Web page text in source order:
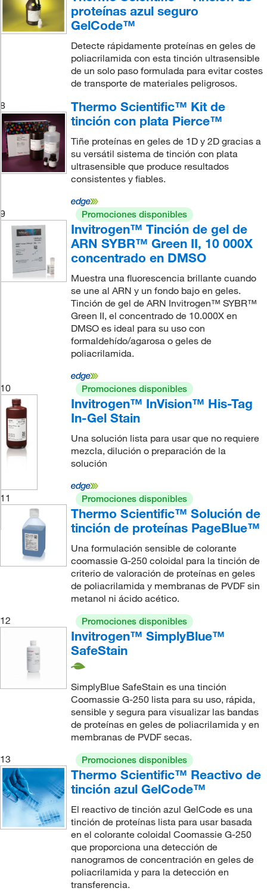
proteínas azul seguro
GelCode™
Detecte rápidamente proteínas en geles de
poliacrilamida con esta tinción ultrasensible
de un solo paso formulada para evitar costes
de transporte de materiales peligrosos.
8
Thermo Scientific™ Kit de
tinción con plata Pierce™
Tiñe proteínas en geles de 1D y 2D gracias a
su versátil sistema de tinción con plata
ultrasensible que produce resultados
consistentes y fiables.
9 Promociones disponibles
Invitrogen™ Tinción de gel de
ARN SYBR™ Green II, 10 000X
concentrado en DMSO
Muestra una fluorescencia brillante cuando
se une al ARN y un fondo bajo en geles.
Tinción de gel de ARN Invitrogen™ SYBR™
Green II, el concentrado de 10.000X en
DMSO es ideal para su uso con
formaldehído/agarosa o geles de
poliacrilamida.
10 Promociones disponibles
Invitrogen™ InVision™ His-Tag
In-Gel Stain
Una solución lista para usar que no requiere
mezcla, dilución o preparación de la
solución
11 Promociones disponibles
Thermo Scientific™ Solución de
tinción de proteínas PageBlue™
Una formulación sensible de colorante
coomassie G-250 coloidal para la tinción de
criterio de valoración de proteínas en geles
de poliacrilamida y membranas de PVDF sin
metanol ni ácido acético.
12
Promociones disponibles
Invitrogen™ SimplyBlue™
SafeStain
SimplyBlue SafeStain es una tinción
Coomassie G-250 lista para su uso, rápida,
sensible y segura para visualizar las bandas
de proteínas en geles de poliacrilamida y en
membranas de PVDF secas.
13
Promociones disponibles
Thermo Scientific™ Reactivo de
tinción azul GelCode™
El reactivo de tinción azul GelCode es una
tinción de proteínas lista para usar basada
en el colorante coloidal Coomassie G-250
que proporciona una detección de
nanogramos de concentración en geles de
poliacrilamida y para la detección en
transferencia.